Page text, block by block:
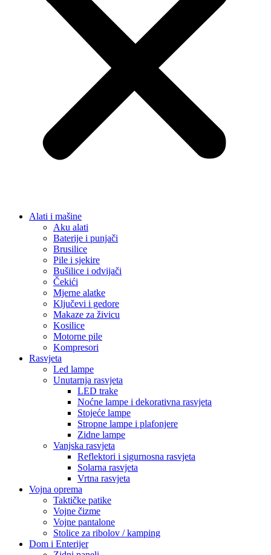
Alati i mašine
Aku alati
Baterije i punjači
Brusilice
Pile i sjekire
Bušilice i odvijači
Čekići
Mjerne alatke
Ključevi i gedore
Makaze za živicu
Kosilice
Motorne pile
Kompresori
Rasvjeta
Led lampe
Unutarnja rasvjeta
LED trake
Noćne lampe i dekorativna rasvjeta
Stojeće lampe
Stropne lampe i plafonjere
Zidne lampe
Vanjska rasvjeta
Reflektori i sigurnosna rasvjeta
Solarna rasvjeta
Vrtna rasvjeta
Vojna oprema
Taktičke patike
Vojne čizme
Vojne pantalone
Stolice za ribolov / kamping
Dom i Enterijer